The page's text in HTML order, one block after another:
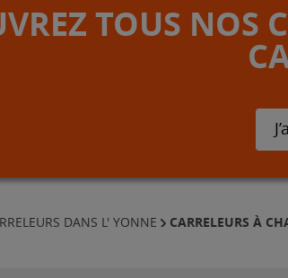
TOUS NOS
DANS L' YONNE CARRELEURS À